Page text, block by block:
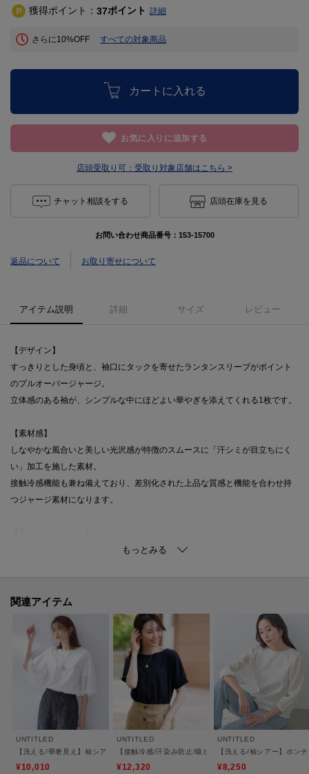
獲得ポイント： 37ポイント 詳細
さらに10%OFF すべての対象商品
カートに入れる
お気に入りに追加する
店頭受取り可： 受取り対象店舗はこちら >
チャット相談をする 店頭在庫を見る
お問い合わせ商品番号： 153-15700
返品について お取り寄せについて
アイテム説明 詳細 サイズ レビュー
【デザイン】
すっきりとした身頃と、袖口にタックを寄せたランタンスリーブがポイント
のプルオーバージャージ。
立体感のある袖が、シンプルな中にほどよい華やぎを添えてくれる1枚です。
【素材感】
しなやかな風合いと美しい光沢感が特徴のスムースに「汗シミが目立ちにく
い」加工を施した素材。
接触冷感機能も兼ね備えており、差別化された上品な質感と機能を合わせ持
つジャージ素材になります。
商品番号：153－65700などのワイドパンツ合わせがおすすめです。
※照明の関係により、実際よりも色味が違って見える場合があります。ま
た、パソコン・スマートフォンなどの環境により、若干製品と画像のカラー
が異なる場合もございます。
モデル情報：身長161cm B79 W58 H86 着用サイズ：02（M）
関連アイテム
UNTITLED
【洗える/華奢見え】袖シアープルオーバー
¥10,010
UNTITLED
【接触冷感/汗染み防止/吸水速乾/UVカット】シャーリン
¥12,320
UNTITLED
【洗える/袖シアー】ポン
¥8,250